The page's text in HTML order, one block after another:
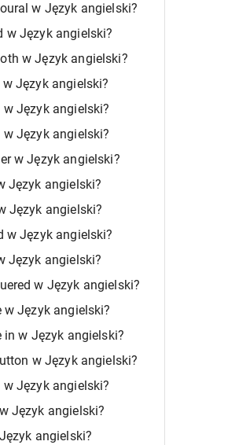
w Język angielski?
w Język angielski?
w Język angielski?
Język angielski?
Język angielski?
Język angielski?
w Język angielski?
Język angielski?
Język angielski?
w Język angielski?
Język angielski?
w Język angielski?
w Język angielski?
in w Język angielski?
w Język angielski?
Język angielski?
Język angielski?
angielski?